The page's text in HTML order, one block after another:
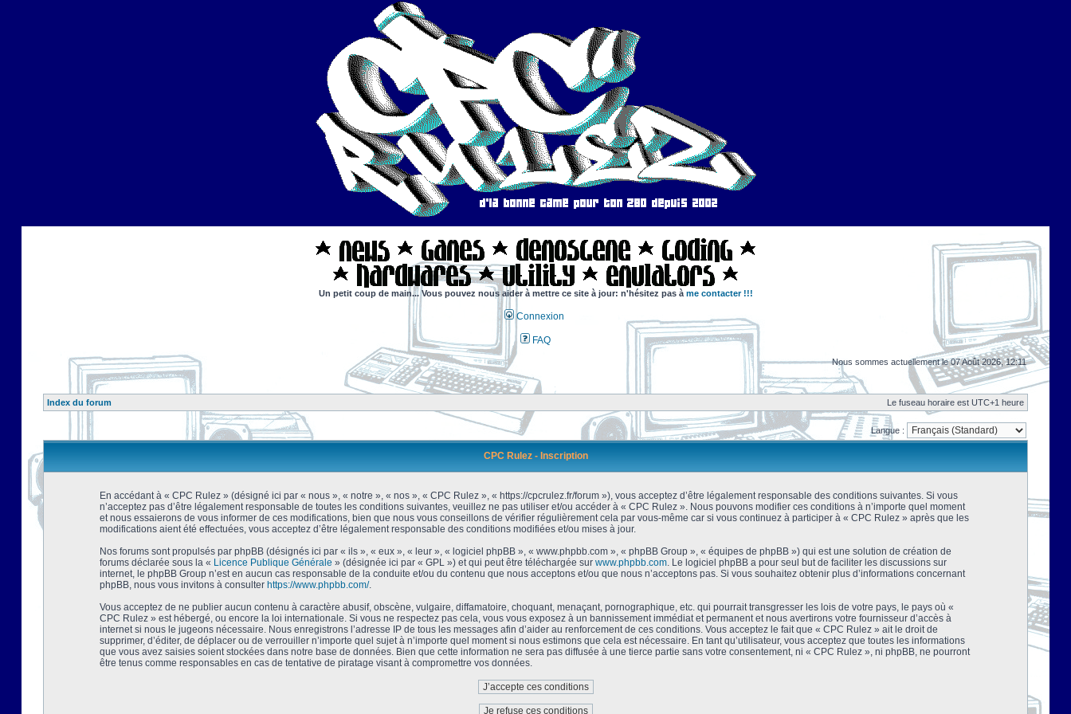
Un petit coup de main... Vous pouvez nous aider à mettre ce site à jour: n'hésitez pas à me contacter !!!
Connexion
FAQ
Nous sommes actuellement le 07 Août 2026, 12:11
Index du forum Le fuseau horaire est UTC+1 heure
Langue :
CPC Rulez - Inscription
En accédant à « CPC Rulez » (désigné ici par « nous », « notre », « nos », « CPC Rulez », « https://cpcrulez.fr/forum »), vous acceptez d’être légalement responsable des conditions suivantes. Si vous
n’acceptez pas d’être légalement responsable de toutes les conditions suivantes, veuillez ne pas utiliser et/ou accéder à « CPC Rulez ». Nous pouvons modifier ces conditions à n’importe quel moment
et nous essaierons de vous informer de ces modifications, bien que nous vous conseillons de vérifier régulièrement cela par vous-même car si vous continuez à participer à « CPC Rulez » après que les
modifications aient été effectuées, vous acceptez d’être légalement responsable des conditions modifiées et/ou mises à jour.
Nos forums sont propulsés par phpBB (désignés ici par « ils », « eux », « leur », « logiciel phpBB », « www.phpbb.com », « phpBB Group », « équipes de phpBB ») qui est une solution de création de
forums déclarée sous la « Licence Publique Générale » (désignée ici par « GPL ») et qui peut être téléchargée sur www.phpbb.com. Le logiciel phpBB a pour seul but de faciliter les discussions sur
internet, le phpBB Group n’est en aucun cas responsable de la conduite et/ou du contenu que nous acceptons et/ou que nous n’acceptons pas. Si vous souhaitez obtenir plus d’informations concernant
phpBB, nous vous invitons à consulter https://www.phpbb.com/.
Vous acceptez de ne publier aucun contenu à caractère abusif, obscène, vulgaire, diffamatoire, choquant, menaçant, pornographique, etc. qui pourrait transgresser les lois de votre pays, le pays où «
CPC Rulez » est hébergé, ou encore la loi internationale. Si vous ne respectez pas cela, vous vous exposez à un bannissement immédiat et permanent et nous avertirons votre fournisseur d’accès à
internet si nous le jugeons nécessaire. Nous enregistrons l’adresse IP de tous les messages afin d’aider au renforcement de ces conditions. Vous acceptez le fait que « CPC Rulez » ait le droit de
supprimer, d’éditer, de déplacer ou de verrouiller n’importe quel sujet à n’importe quel moment si nous estimons que cela est nécessaire. En tant qu’utilisateur, vous acceptez que toutes les informations
que vous avez saisies soient stockées dans notre base de données. Bien que cette information ne sera pas diffusée à une tierce partie sans votre consentement, ni « CPC Rulez », ni phpBB, ne pourront
être tenus comme responsables en cas de tentative de piratage visant à compromettre vos données.